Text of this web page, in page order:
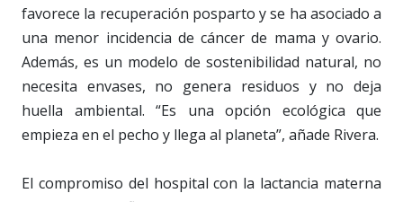
favorece la recuperación posparto y se ha asociado a
una menor incidencia de cáncer de mama y ovario.
Además, es un modelo de sostenibilidad natural, no
necesita envases, no genera residuos y no deja
huella ambiental. “Es una opción ecológica que
empieza en el pecho y llega al planeta”, añade Rivera.
El compromiso del hospital con la lactancia materna